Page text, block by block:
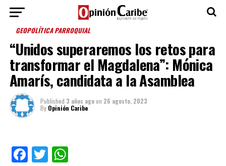
GEOPOLÍTICA PARROQUIAL
“Unidos superaremos los retos para
transformar el Magdalena”: Mónica
Amarís, candidata a la Asamblea
Published 3 años agoon 26 agosto, 2023
By Opinión Caribe
Facebook
TwitterWhatsApp